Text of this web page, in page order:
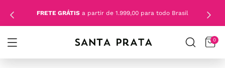
FRETE GRÁTIS a partir de 1.999,00 para todo Brasil
0